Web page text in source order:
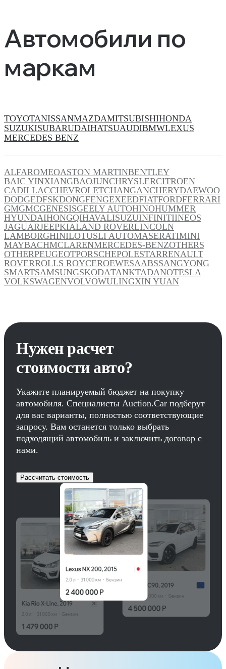
Автомобили по
маркам
TOYOTANISSANMAZDAMITSUBISHIHONDA
SUZUKISUBARUDAIHATSUAUDIBMWLEXUS
MERCEDES BENZ
ALFAROMEOASTON MARTINBENTLEY
BAIC YINXIANGBAOJUNCHRYSLERCITROEN
CADILLACCHEVROLETCHANGANCHERYDAEWOO
DODGEDFSKDONGFENGEXEEDFIATFORDFERRARI
GMGMCGENESISGEELY AUTOHINOHUMMER
HYUNDAIHONGQIHAVALISUZUINFINITIINEOS
JAGUARJEEPKIALAND ROVERLINCOLN
LAMBORGHINILOTUSLI AUTOMASERATIMINI
MAYBACHMCLARENMERCEDES-BENZOTHERS
OTHERPEUGEOTPORSCHEPOLESTARRENAULT
ROVERROLLS ROYCEROEWESAABSSANGYONG
SMARTSAMSUNGSKODATANKTADANOTESLA
VOLKSWAGENVOLVOWULINGXIN YUAN
Нужен расчет
стоимости авто?
Укажите планируемый бюджет на покупку
автомобиля. Специалисты Auction.Car подберут
для вас варианты, полностью соответствующие
запросу. Вам останется только выбрать
подходящий автомобиль и заключить договор с
нами.
Рассчитать стоимость